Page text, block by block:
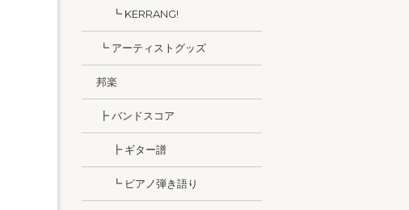
┗ KERRANG!
┗ アーティストグッズ
邦楽
┣ バンドスコア
┣ ギター譜
┗ ピアノ弾き語り